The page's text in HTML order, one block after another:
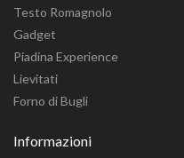
Testo Romagnolo
Gadget
Piadina Experience
Lievitati
Forno di Bugli
Informazioni